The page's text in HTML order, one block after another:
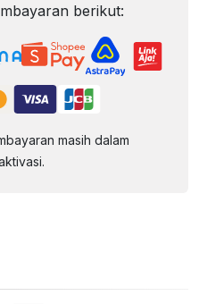
berikut:
masih dalam